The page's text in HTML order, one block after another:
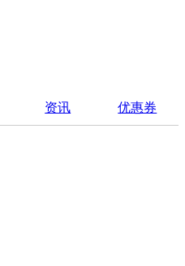
资讯 优惠券